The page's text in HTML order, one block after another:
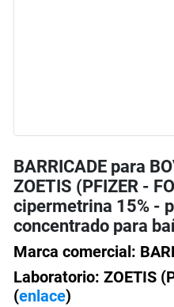
BARRICADE para
ZOETIS (PFIZER -
cipermetrina 15% -
concentrado para
Marca comercial:
Laboratorio: ZOETIS
(enlace)